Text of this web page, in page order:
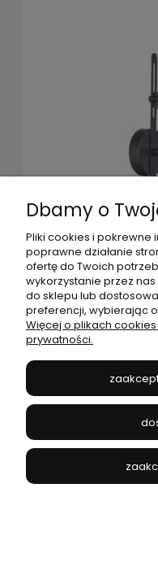
Kinkiet
Dbamy o
Pliki cookies i pokrewne
poprawne działanie
ofertę do Twoich
wykorzystanie przez
do sklepu lub
preferencji, wybierając
Więcej o plikach
prywatności.